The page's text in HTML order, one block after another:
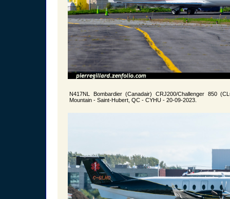
N417NL Bombardier (Canadair) CRJ200/Challenger 850
Mountain - Saint-Hubert, QC - CYHU - 20-09-2023.